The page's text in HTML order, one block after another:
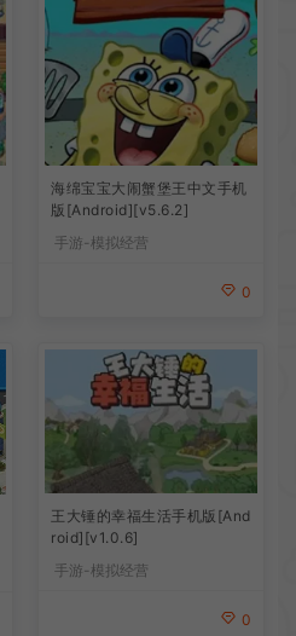
海绵宝宝大闹蟹堡王中文手机
版[Android][v5.6.2]
手游-模拟经营
0
王大锤的幸福生活手机版[And
roid][v1.0.6]
手游-模拟经营
0